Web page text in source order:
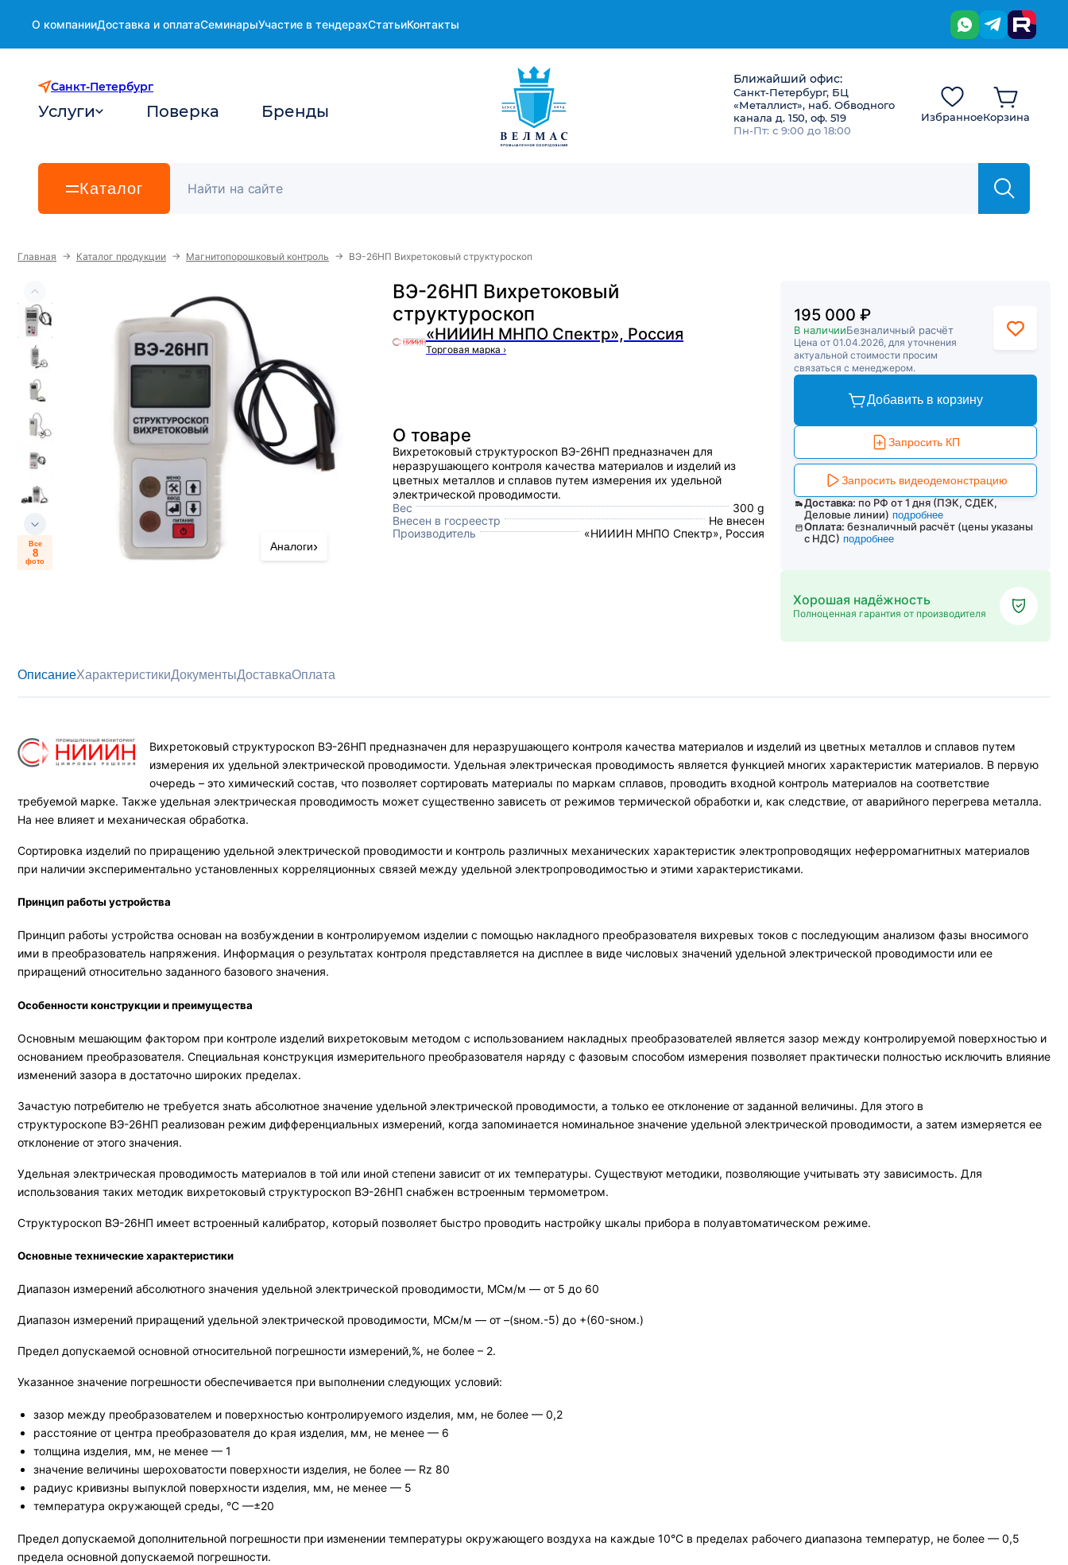
О компанииДоставка и оплатаСеминарыУчастие в тендерахСтатьиКонтакты
Санкт-Петербург
Услуги Поверка Бренды
Ближайший офис:
Санкт-Петербург, БЦ
«Металлист», наб. Обводного
канала д. 150, оф. 519
Пн-Пт: с 9:00 до 18:00
ИзбранноеКорзина
Каталог
Главная → Каталог продукции → Магнитопорошковый контроль → ВЭ-26НП Вихретоковый структуроскоп
ВЭ-26НП Вихретоковый
структуроскоп
«НИИИН МНПО Спектр», Россия
Торговая марка ›
Все
8
фото
Аналоги›
О товаре
Вихретоковый структуроскоп ВЭ-26НП предназначен для
неразрушающего контроля качества материалов и изделий из
цветных металлов и сплавов путем измерения их удельной
электрической проводимости.
Вес
300 g
Внесен в госреестр
Не внесен
Производитель
«НИИИН МНПО Спектр», Россия
195 000 ₽
В наличииБезналичный расчёт
Цена от 01.04.2026, для уточнения
актуальной стоимости просим
связаться с менеджером.
Добавить в корзину
Запросить КП
Запросить видеодемонстрацию
Доставка: по РФ от 1 дня (ПЭК, СДЕК,
Деловые линии) подробнее
Оплата: безналичный расчёт (цены указаны
с НДС) подробнее
Хорошая надёжность
Полноценная гарантия от производителя
ОписаниеХарактеристикиДокументыДоставкаОплата
Вихретоковый структуроскоп ВЭ-26НП предназначен для неразрушающего контроля качества материалов и изделий из цветных металлов и сплавов путем
измерения их удельной электрической проводимости. Удельная электрическая проводимость является функцией многих характеристик материалов. В первую
очередь – это химический состав, что позволяет сортировать материалы по маркам сплавов, проводить входной контроль материалов на соответствие
требуемой марке. Также удельная электрическая проводимость может существенно зависеть от режимов термической обработки и, как следствие, от аварийного перегрева металла.
На нее влияет и механическая обработка.
Сортировка изделий по приращению удельной электрической проводимости и контроль различных механических характеристик электропроводящих неферромагнитных материалов
при наличии экспериментально установленных корреляционных связей между удельной электропроводимостью и этими характеристиками.
Принцип работы устройства
Принцип работы устройства основан на возбуждении в контролируемом изделии с помощью накладного преобразователя вихревых токов с последующим анализом фазы вносимого
ими в преобразователь напряжения. Информация о результатах контроля представляется на дисплее в виде числовых значений удельной электрической проводимости или ее
приращений относительно заданного базового значения.
Особенности конструкции и преимущества
Основным мешающим фактором при контроле изделий вихретоковым методом с использованием накладных преобразователей является зазор между контролируемой поверхностью и
основанием преобразователя. Специальная конструкция измерительного преобразователя наряду с фазовым способом измерения позволяет практически полностью исключить влияние
изменений зазора в достаточно широких пределах.
Зачастую потребителю не требуется знать абсолютное значение удельной электрической проводимости, а только ее отклонение от заданной величины. Для этого в
структуроскопе ВЭ-26НП реализован режим дифференциальных измерений, когда запоминается номинальное значение удельной электрической проводимости, а затем измеряется ее
отклонение от этого значения.
Удельная электрическая проводимость материалов в той или иной степени зависит от их температуры. Существуют методики, позволяющие учитывать эту зависимость. Для
использования таких методик вихретоковый структуроскоп ВЭ-26НП снабжен встроенным термометром.
Структуроскоп ВЭ-26НП имеет встроенный калибратор, который позволяет быстро проводить настройку шкалы прибора в полуавтоматическом режиме.
Основные технические характеристики
Диапазон измерений абсолютного значения удельной электрической проводимости, МСм/м — от 5 до 60
Диапазон измерений приращений удельной электрической проводимости, МСм/м — от –(sном.-5) до +(60-sном.)
Предел допускаемой основной относительной погрешности измерений,%, не более – 2.
Указанное значение погрешности обеспечивается при выполнении следующих условий:
зазор между преобразователем и поверхностью контролируемого изделия, мм, не более — 0,2
расстояние от центра преобразователя до края изделия, мм, не менее — 6
толщина изделия, мм, не менее — 1
значение величины шероховатости поверхности изделия, не более — Rz 80
радиус кривизны выпуклой поверхности изделия, мм, не менее — 5
температура окружающей среды, °С —±20
Предел допускаемой дополнительной погрешности при изменении температуры окружающего воздуха на каждые 10°С в пределах рабочего диапазона температур, не более — 0,5
предела основной допускаемой погрешности.